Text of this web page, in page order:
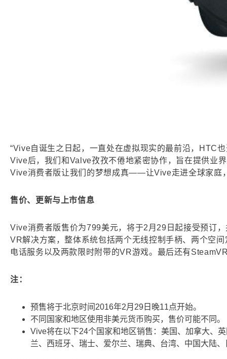
“Vive自诞生之日起，一直处在虚拟现实的最前沿，HTC
Vive后，我们和Valve孜孜不倦地紧密协作，旨在提供业
Vive消费者版让我们的梦想成真——让Vive走进全球家庭
售价、更新与上市信息
Vive消费者版售价为799美元，将于2月29日起接受预订
VR解决方案，整体系统包括两个无线控制手柄、两个空
电话服务以及两款限时附带的VR游戏。最后还有
注：
预售将于北京时间2016年2月29日晚11点开始。
不同国家和地区使用非美元货币购买，售价可能不同。
Vive将在以下24个国家和地区销售：美国、加拿大、
兰、西班牙、瑞士、爱尔兰、瑞典、台湾、中国大陆